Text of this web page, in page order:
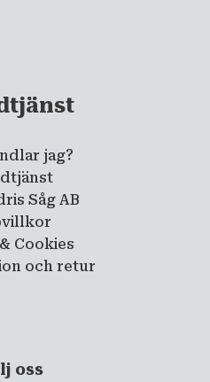
jag?
Såg AB
Cookies
och retur
oss